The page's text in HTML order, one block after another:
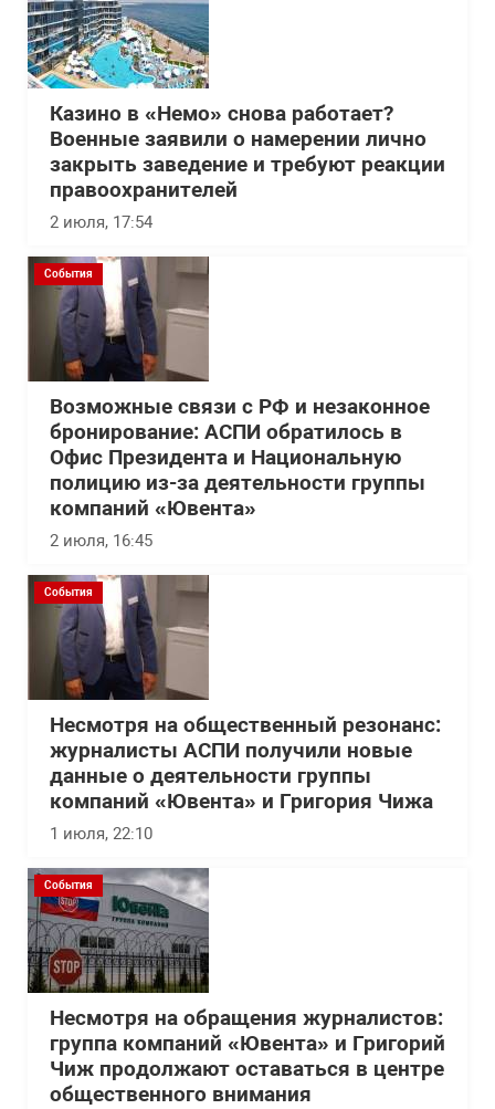
Казино в «Немо» снова работает?
Военные заявили о намерении лично
закрыть заведение и требуют реакции
правоохранителей
2 июля, 17:54
События
Возможные связи с РФ и незаконное
бронирование: АСПИ обратилось в
Офис Президента и Национальную
полицию из-за деятельности группы
компаний «Ювента»
2 июля, 16:45
События
Несмотря на общественный резонанс:
журналисты АСПИ получили новые
данные о деятельности группы
компаний «Ювента» и Григория Чижа
1 июля, 22:10
События
Несмотря на обращения журналистов:
группа компаний «Ювента» и Григорий
Чиж продолжают оставаться в центре
общественного внимания